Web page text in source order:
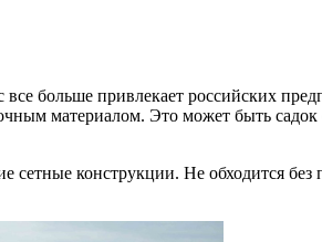
больше привлекает российских
материалом. Это может быть
конструкции. Не обходится без